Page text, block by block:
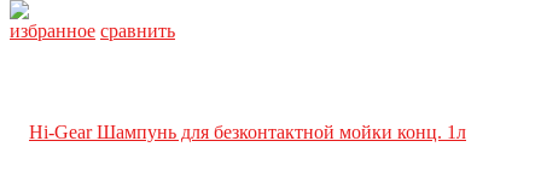
избранное сравнить